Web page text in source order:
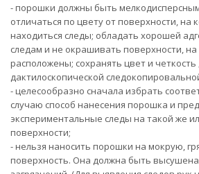
- порошки должны быть
отличаться по цвету от поверхности, на
находиться следы; обладать хорошей
следам и не окрашивать поверхности,
расположены; сохранять цвет и
дактилоскопической
- целесообразно сначала избрать
случаю способ нанесения порошка и
экспериментальные следы на такой же
поверхности;
- нельзя наносить порошки на мокрую,
поверхность. Она должна быть